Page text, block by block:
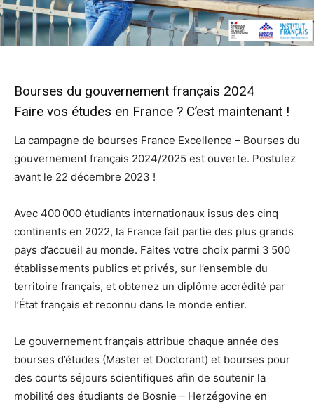
Bourses du gouvernement français 2024
Faire vos études en France ? C’est maintenant !
La campagne de bourses France Excellence – Bourses du
gouvernement français 2024/2025 est ouverte. Postulez
avant le 22 décembre 2023 !
Avec 400 000 étudiants internationaux issus des cinq
continents en 2022, la France fait partie des plus grands
pays d’accueil au monde. Faites votre choix parmi 3 500
établissements publics et privés, sur l’ensemble du
territoire français, et obtenez un diplôme accrédité par
l’État français et reconnu dans le monde entier.
Le gouvernement français attribue chaque année des
bourses d’études (Master et Doctorant) et bourses pour
des courts séjours scientifiques afin de soutenir la
mobilité des étudiants de Bosnie – Herzégovine en